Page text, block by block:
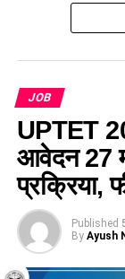
लखनऊ
ग्रहण समारोह में
एक महिला
JOB
UPTET
आवेदन 27
प्रक्रिया,
Published
By Ayush